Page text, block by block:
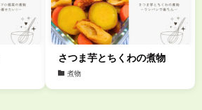
さつま芋とちくわの煮物
煮物